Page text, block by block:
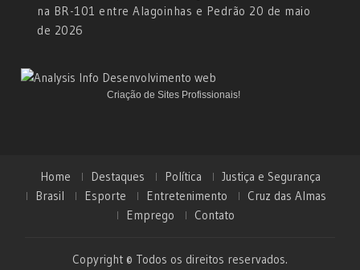
na BR-101 entre Alagoinhas e Pedrão 20 de maio
de 2026
Criação de Sites Profissionais!
Home Destaques Política
Justiça e Segurança
Brasil
Esporte Entretenimento
Cruz das Almas
Emprego
Contato
Copyright © Todos os direitos reservados.